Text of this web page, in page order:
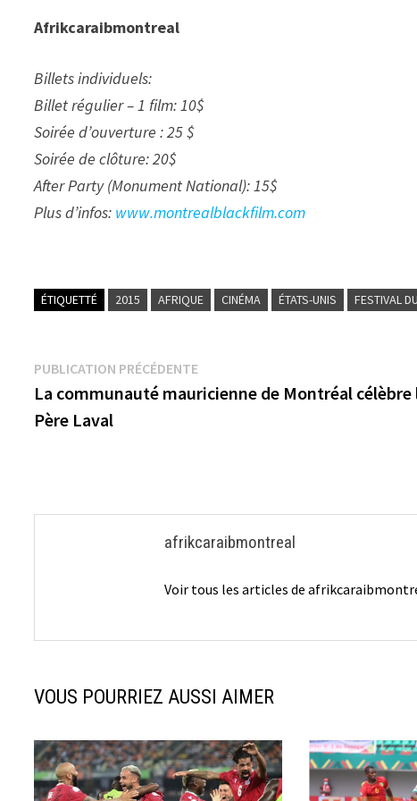
Afrikcaraibmontreal
Billets individuels:
Billet régulier – 1 film: 10$
Soirée d’ouverture : 25 $
Soirée de clôture: 20$
After Party (Monument National): 15$
Plus d’infos: www.montrealblackfilm.com
ÉTIQUETTÉ 2015 AFRIQUE CINÉMA ÉTATS-UNIS FESTIVAL
Navigation
de
PUBLICATION PRÉCÉDENTEPublication
précédente :
La communauté mauricienne de Montréal célèbre
Père Laval
afrikcaraibmontreal
Voir tous les articles de
VOUS POURRIEZ AUSSI AIMER